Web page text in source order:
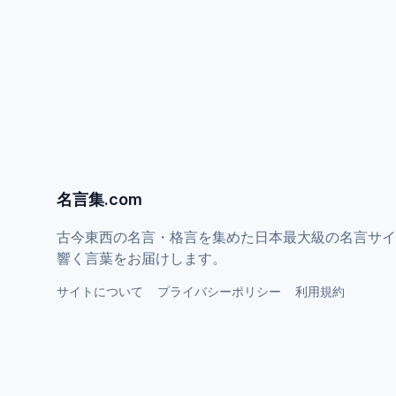
名言集.com
古今東西の名言・格言を集めた日本最大級の名言サ
響く言葉をお届けします。
サイトについて プライバシーポリシー 利用規約